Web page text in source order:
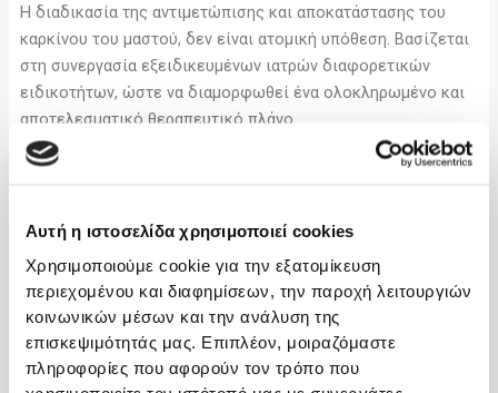
Αυτή η ιστοσελίδα χρησιμοποιεί cookies
Χρησιμοποιούμε cookie για την εξατομίκευση
περιεχομένου και διαφημίσεων, την παροχή λειτουργιών
κοινωνικών μέσων και την ανάλυση της
επισκεψιμότητάς μας. Επιπλέον, μοιραζόμαστε
πληροφορίες που αφορούν τον τρόπο που
Η διαδικασία της αντιμετώπισης και αποκατάστασης του
καρκίνου του μαστού, δεν είναι ατομική υπόθεση. Βασίζεται
στη συνεργασία εξειδικευμένων ιατρών διαφορετικών
ειδικοτήτων, ώστε να διαμορφωθεί ένα ολοκληρωμένο και
αποτελεσματικό θεραπευτικό πλάνο.
θεραπείας του καρκίνου του μαστού και συμβάλλει
σημαντικά στη συνολική αποκατάσταση. Η σύγχρονη
πλαστική χειρουργική προσφέρει λύσεις που αποκαθιστούν
όχι μόνο την εικόνα του σώματος, αλλά και την
αυτοπεποίθηση.